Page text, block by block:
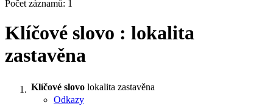
Počet záznamů: 1
Klíčové slovo : lokalita
zastavěna
Klíčové slovo lokalita zastavěna
Odkazy